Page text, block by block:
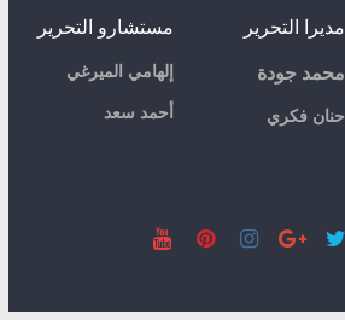
مديرا التحرير
محمد جودة
حنان فكري
مستشارو التحرير
إلهامي الميرغي
أحمد سعد